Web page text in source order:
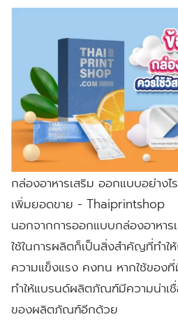
กล่องอาหารเสริม ออกแบบอย่าง
เพิ่มยอดขาย - Thaiprintshop
นอกจากการออกแบบกล่องอาหา
ใช้ในการผลิตก็เป็นสิ่งสำคัญที่ทำใ
ความแข็งแรง คงทน หากใช้ของ
ทำให้แบรนด์ผลิตภัณฑ์มีความน่าเ
ของผลิตภัณฑ์อีกด้วย